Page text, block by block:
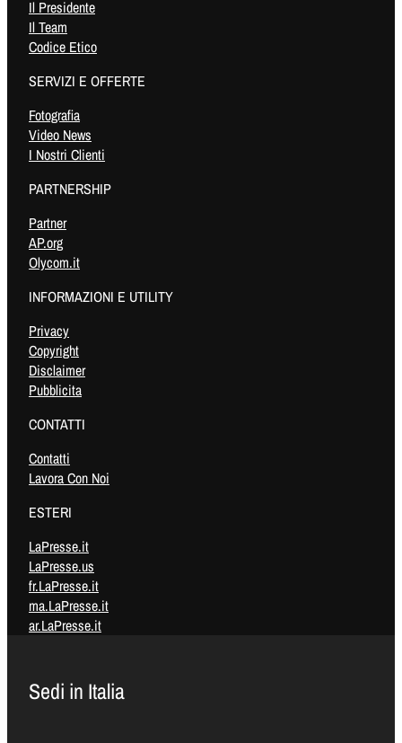
Il Presidente
Il Team
Codice Etico
SERVIZI E OFFERTE
Fotografia
Video News
I Nostri Clienti
PARTNERSHIP
Partner
AP.org
Olycom.it
INFORMAZIONI E UTILITY
Privacy
Copyright
Disclaimer
Pubblicita
CONTATTI
Contatti
Lavora Con Noi
ESTERI
LaPresse.it
LaPresse.us
fr.LaPresse.it
ma.LaPresse.it
ar.LaPresse.it
Sedi in Italia